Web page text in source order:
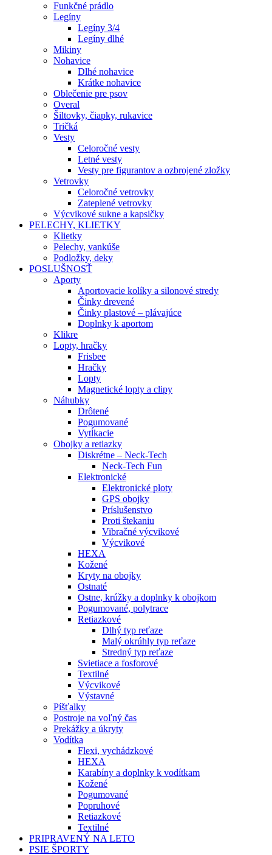
Funkčné prádlo
Legíny
Legíny 3/4
Legíny dlhé
Mikiny
Nohavice
Dlhé nohavice
Krátke nohavice
Oblečenie pre psov
Overal
Šiltovky, čiapky, rukavice
Tričká
Vesty
Celoročné vesty
Letné vesty
Vesty pre figurantov a ozbrojené zložky
Vetrovky
Celoročné vetrovky
Zateplené vetrovky
Výcvikové sukne a kapsičky
PELECHY, KLIETKY
Klietky
Pelechy, vankúše
Podložky, deky
POSLUŠNOSŤ
Aporty
Aportovacie kolíky a silonové stredy
Činky drevené
Činky plastové – plávajúce
Doplnky k aportom
Klikre
Lopty, hračky
Frisbee
Hračky
Lopty
Magnetické lopty a clipy
Náhubky
Drôtené
Pogumované
Vytĺkacie
Obojky a retiazky
Diskrétne – Neck-Tech
Neck-Tech Fun
Elektronické
Elektronické ploty
GPS obojky
Príslušenstvo
Proti štekaniu
Vibračné výcvikové
Výcvikové
HEXA
Kožené
Kryty na obojky
Ostnaté
Ostne, krúžky a doplnky k obojkom
Pogumované, polytrace
Retiazkové
Dlhý typ reťaze
Malý okrúhly typ reťaze
Stredný typ reťaze
Svietiace a fosforové
Textilné
Výcvikové
Výstavné
Píšťalky
Postroje na voľný čas
Prekážky a úkryty
Vodítka
Flexi, vychádzkové
HEXA
Karabíny a doplnky k vodítkam
Kožené
Pogumované
Popruhové
Retiazkové
Textilné
PRIPRAVENÝ NA LETO
PSIE ŠPORTY